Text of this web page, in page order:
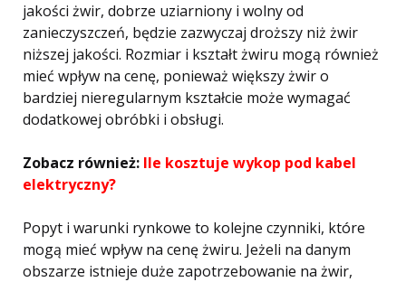
jakości żwir, dobrze uziarniony i wolny od
zanieczyszczeń, będzie zazwyczaj droższy niż żwir
niższej jakości. Rozmiar i kształt żwiru mogą również
mieć wpływ na cenę, ponieważ większy żwir o
bardziej nieregularnym kształcie może wymagać
dodatkowej obróbki i obsługi.
Zobacz również: Ile kosztuje wykop pod kabel
elektryczny?
Popyt i warunki rynkowe to kolejne czynniki, które
mogą mieć wpływ na cenę żwiru. Jeżeli na danym
obszarze istnieje duże zapotrzebowanie na żwir,